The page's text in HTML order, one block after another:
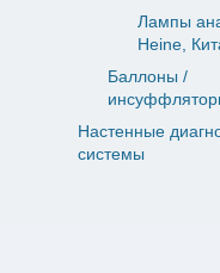
Лампы
Heine,
Баллоны /
Настенные
системы